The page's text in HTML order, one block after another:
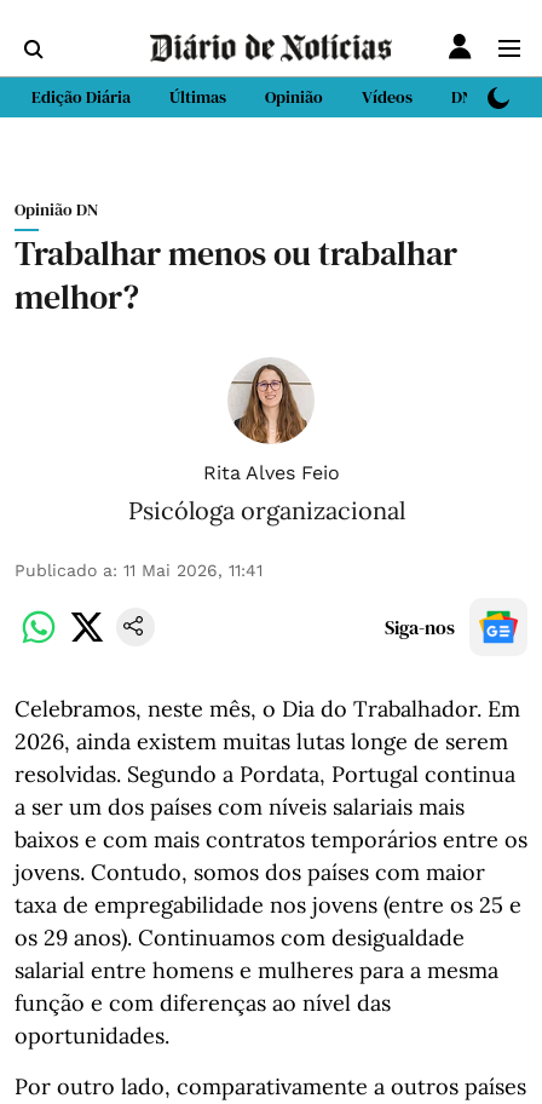
Edição Diária Últimas Opinião Vídeos DN Sport
Opinião DN
Trabalhar menos ou trabalhar
melhor?
Rita Alves Feio
Psicóloga organizacional
Publicado a: 11 Mai 2026, 11:41
Siga-nos
Celebramos, neste mês, o Dia do Trabalhador. Em
2026, ainda existem muitas lutas longe de serem
resolvidas. Segundo a Pordata, Portugal continua
a ser um dos países com níveis salariais mais
baixos e com mais contratos temporários entre os
jovens. Contudo, somos dos países com maior
taxa de empregabilidade nos jovens (entre os 25 e
os 29 anos). Continuamos com desigualdade
salarial entre homens e mulheres para a mesma
função e com diferenças ao nível das
oportunidades.
Por outro lado, comparativamente a outros países